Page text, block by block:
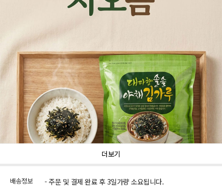
더보기
배송정보
- 주문 및 결제 완료 후 3일가량 소요됩니다.